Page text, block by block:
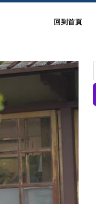
回到首頁